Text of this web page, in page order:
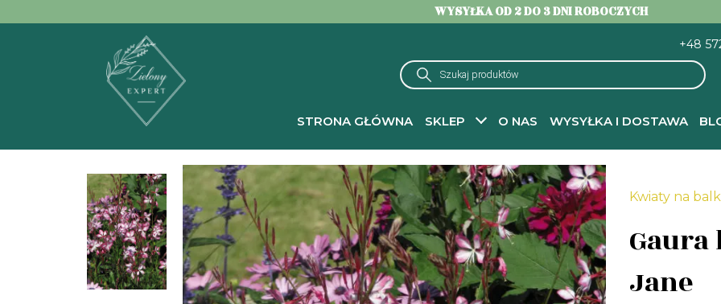
WYSYŁKA OD 2 DO 3 DNI ROBOCZYCH
+48
Wyszukiwarka
produktów
STRONA GŁÓWNA SKLEP O NAS WYSYŁKA I DOSTAWA
Strona główna-Kwiaty na balkon - Gaura lindheimera Rose Jane
Kwiaty na
Jane